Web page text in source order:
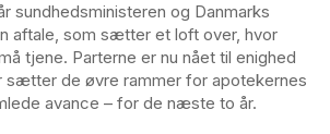
sundhedsministeren og Danmarks
aftale, som sætter et loft over, hvor
tjene. Parterne er nu nået til enighed
sætter de øvre rammer for apotekernes
avance – for de næste to år.